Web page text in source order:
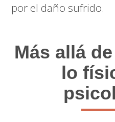
por el daño sufrido.
Más allá
lo